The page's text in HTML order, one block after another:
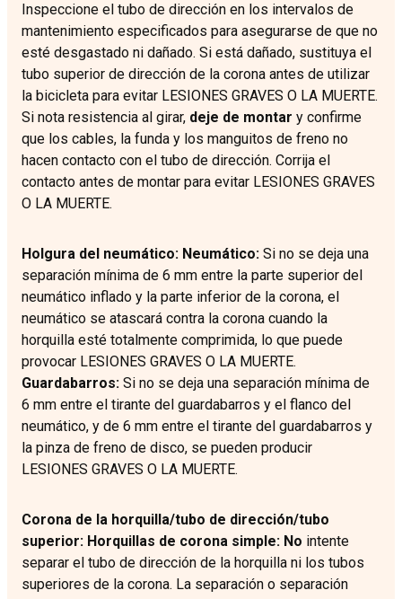
Inspeccione el tubo de dirección en los intervalos de
mantenimiento especificados para asegurarse de que no
esté desgastado ni dañado. Si está dañado, sustituya el
tubo superior de dirección de la corona antes de utilizar
la bicicleta para evitar LESIONES GRAVES O LA MUERTE.
Si nota resistencia al girar, deje de montar y confirme
que los cables, la funda y los manguitos de freno no
hacen contacto con el tubo de dirección. Corrija el
contacto antes de montar para evitar LESIONES GRAVES
O LA MUERTE.
Holgura del neumático: Neumático: Si no se deja una
separación mínima de 6 mm entre la parte superior del
neumático inflado y la parte inferior de la corona, el
neumático se atascará contra la corona cuando la
horquilla esté totalmente comprimida, lo que puede
provocar LESIONES GRAVES O LA MUERTE.
Guardabarros: Si no se deja una separación mínima de
6 mm entre el tirante del guardabarros y el flanco del
neumático, y de 6 mm entre el tirante del guardabarros y
la pinza de freno de disco, se pueden producir
LESIONES GRAVES O LA MUERTE.
Corona de la horquilla/tubo de dirección/tubo
superior: Horquillas de corona simple: No intente
separar el tubo de dirección de la horquilla ni los tubos
superiores de la corona. La separación o separación